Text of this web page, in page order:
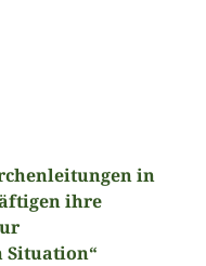
in
ihre
Situation“